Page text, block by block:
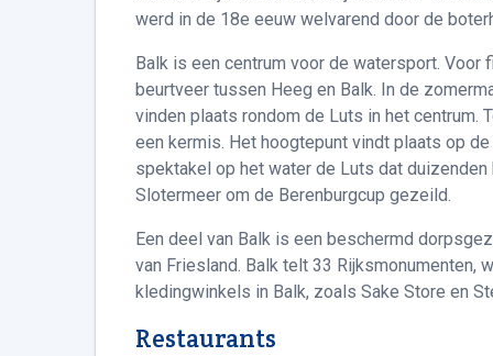
werd in de 18e eeuw welvarend door de
Balk is een centrum voor de watersport.
beurtveer tussen Heeg en Balk. In de
vinden plaats rondom de Luts in het centrum.
een kermis. Het hoogtepunt vindt plaats op
spektakel op het water de Luts dat
Slotermeer om de Berenburgcup gezeild.
Een deel van Balk is een beschermd
van Friesland. Balk telt 33 Rijksmonumenten,
kledingwinkels in Balk, zoals Sake Store en
Restaurants